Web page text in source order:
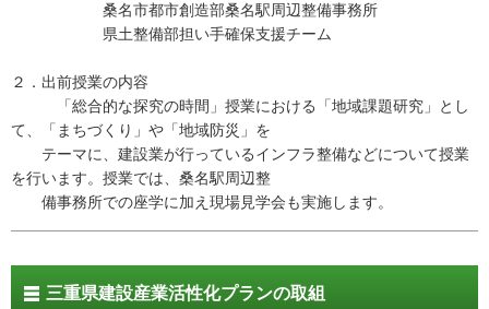
桑名市都市創造部桑名駅周辺整備事務所
県土整備部担い手確保支援チーム
２．出前授業の内容
「総合的な探究の時間」授業における「地域課題研究」とし
て、「まちづくり」や「地域防災」を
テーマに、建設業が行っているインフラ整備などについて授業
を行います。授業では、桑名駅周辺整
備事務所での座学に加え現場見学会も実施します。
三重県建設産業活性化プランの取組